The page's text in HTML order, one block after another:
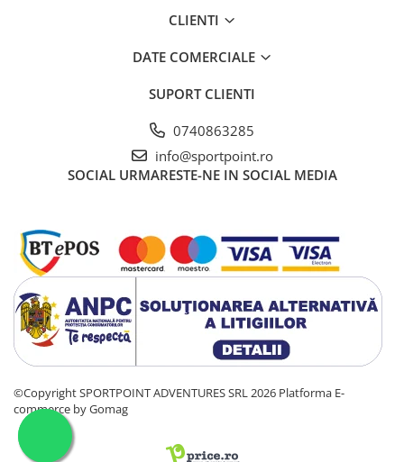
CLIENTI
DATE COMERCIALE
SUPORT CLIENTI
0740863285
info@sportpoint.ro
SOCIAL URMARESTE-NE IN SOCIAL MEDIA
©Copyright SPORTPOINT ADVENTURES SRL 2026 Platforma E-
commerce by Gomag